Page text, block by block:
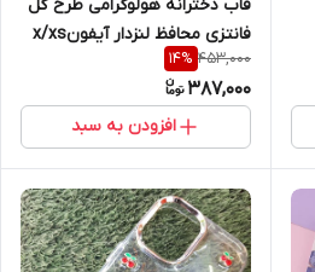
قاب دخترانه هولوگرامی طرح گل
فانتزی محافظ لنزدار آیفونx/xs
453,000
14%
387,000
افزودن به سبد